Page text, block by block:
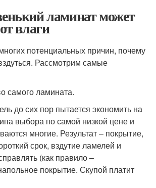
ламинат может
влаги
потенциальных причин, почему
Рассмотрим самые
самого ламината.
до сих пор пытается экономить на
выбора по самой низкой цене и
многие. Результат – покрытие,
срок, вздутие ламелей и
(как правило –
покрытие. Скупой платит